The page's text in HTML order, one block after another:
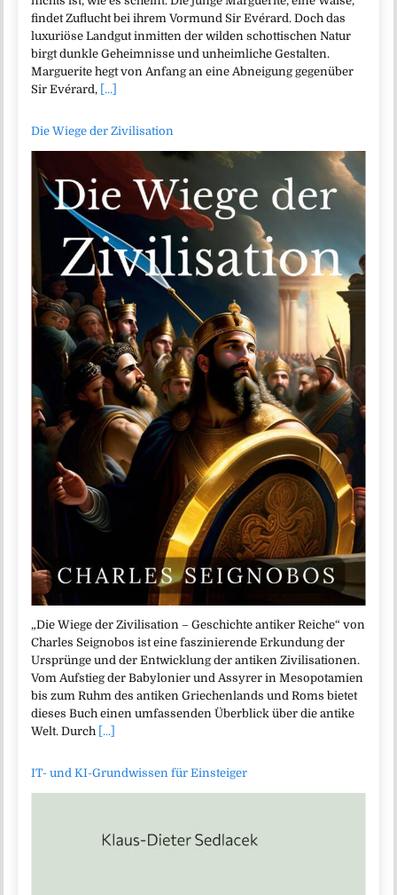
findet Zuflucht bei ihrem Vormund Sir Evérard. Doch das
luxuriöse Landgut inmitten der wilden schottischen Natur
birgt dunkle Geheimnisse und unheimliche Gestalten.
Marguerite hegt von Anfang an eine Abneigung gegenüber
Sir Evérard, [...]
Die Wiege der Zivilisation
„Die Wiege der Zivilisation – Geschichte antiker Reiche“ von
Charles Seignobos ist eine faszinierende Erkundung der
Ursprünge und der Entwicklung der antiken Zivilisationen.
Vom Aufstieg der Babylonier und Assyrer in Mesopotamien
bis zum Ruhm des antiken Griechenlands und Roms bietet
dieses Buch einen umfassenden Überblick über die antike
Welt. Durch [...]
IT- und KI-Grundwissen für Einsteiger